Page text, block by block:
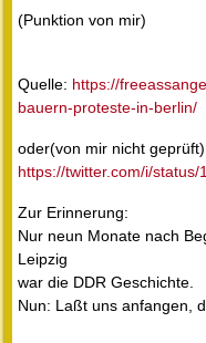
(Punktion von mir)
Quelle: https://
bauern-proteste-in-berlin/
oder(von mir nicht
https://twitter.com/i/
Zur Erinnerung:
Nur neun Monate nach
Leipzig
war die DDR Geschichte.
Nun: Laßt uns anfangen,